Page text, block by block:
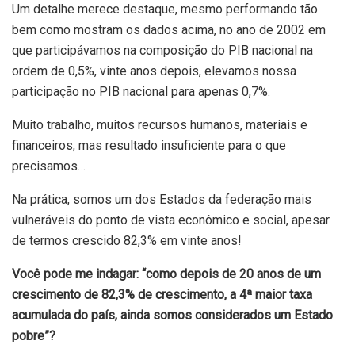
Um detalhe merece destaque, mesmo performando tão
bem como mostram os dados acima, no ano de 2002 em
que participávamos na composição do PIB nacional na
ordem de 0,5%, vinte anos depois, elevamos nossa
participação no PIB nacional para apenas 0,7%.
Muito trabalho, muitos recursos humanos, materiais e
financeiros, mas resultado insuficiente para o que
precisamos…
Na prática, somos um dos Estados da federação mais
vulneráveis do ponto de vista econômico e social, apesar
de termos crescido 82,3% em vinte anos!
Você pode me indagar: “como depois de 20 anos de um
crescimento de 82,3% de crescimento, a 4ª maior taxa
acumulada do país, ainda somos considerados um Estado
pobre”?